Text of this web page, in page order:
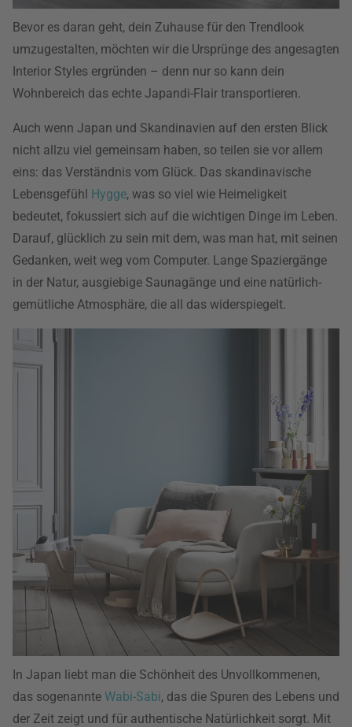
Bevor es daran geht, dein Zuhause für den Trendlook
umzugestalten, möchten wir die Ursprünge des angesagten
Interior Styles ergründen – denn nur so kann dein
Wohnbereich das echte Japandi-Flair transportieren.
Auch wenn Japan und Skandinavien auf den ersten Blick
nicht allzu viel gemeinsam haben, so teilen sie vor allem
eins: das Verständnis vom Glück. Das skandinavische
Lebensgefühl Hygge, was so viel wie Heimeligkeit
bedeutet, fokussiert sich auf die wichtigen Dinge im Leben.
Darauf, glücklich zu sein mit dem, was man hat, mit seinen
Gedanken, weit weg vom Computer. Lange Spaziergänge
in der Natur, ausgiebige Saunagänge und eine natürlich-
gemütliche Atmosphäre, die all das widerspiegelt.
In Japan liebt man die Schönheit des Unvollkommenen,
das sogenannte Wabi-Sabi, das die Spuren des Lebens und
der Zeit zeigt und für authentische Natürlichkeit sorgt. Mit